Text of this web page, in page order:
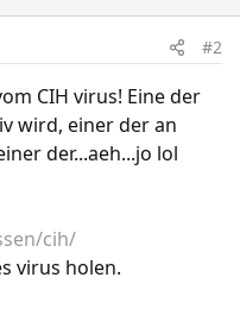
#2
CIH virus! Eine der
wird, einer der an
der...aeh...jo lol
cih/
virus holen.